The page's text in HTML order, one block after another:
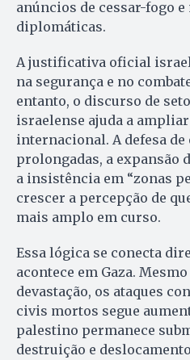
anúncios de cessar-fogo e
diplomáticas.
A justificativa oficial
na segurança e no
entanto, o discurso de
israelense ajuda a
internacional. A defesa de
prolongadas, a expansão
a insistência em “zonas
crescer a percepção de
mais amplo em curso.
Essa lógica se conecta
acontece em Gaza.
devastação, os ataques
civis mortos segue
palestino permanece
destruição e